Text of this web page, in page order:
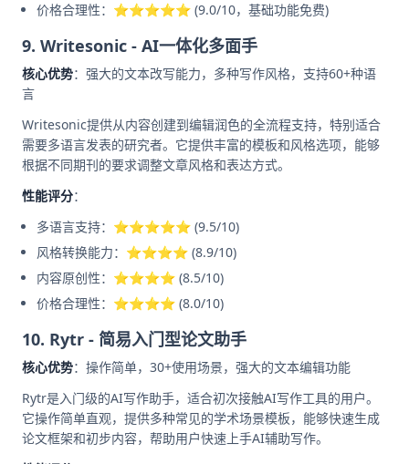
价格合理性：⭐⭐⭐⭐⭐ (9.0/10，基础功能免费)
9. Writesonic - AI一体化多面手
核心优势：强大的文本改写能力，多种写作风格，支持60+种语
言
Writesonic提供从内容创建到编辑润色的全流程支持，特别适合
需要多语言发表的研究者。它提供丰富的模板和风格选项，能够
根据不同期刊的要求调整文章风格和表达方式。
性能评分：
多语言支持：⭐⭐⭐⭐⭐ (9.5/10)
风格转换能力：⭐⭐⭐⭐ (8.9/10)
内容原创性：⭐⭐⭐⭐ (8.5/10)
价格合理性：⭐⭐⭐⭐ (8.0/10)
10. Rytr - 简易入门型论文助手
核心优势：操作简单，30+使用场景，强大的文本编辑功能
Rytr是入门级的AI写作助手，适合初次接触AI写作工具的用户。
它操作简单直观，提供多种常见的学术场景模板，能够快速生成
论文框架和初步内容，帮助用户快速上手AI辅助写作。